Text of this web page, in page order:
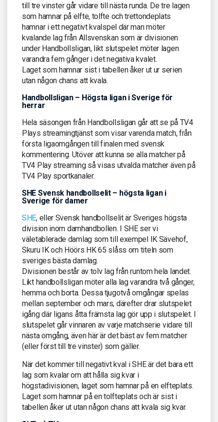
till tre vinster går vidare till nästa runda. De tre lagen
som hamnar på elfte, tolfte och trettondeplats
hamnar i ett negativt kvalspel där man möter
kvalande lag från Allsvenskan som är divisionen
under Handbollsligan, likt slutspelet möter lagen
varandra fem gånger i det negativa kvalet.
Laget som hamnar sist i tabellen åker ut ur serien
utan någon chans att kvala.
Handbollsligan – Högsta ligan i Sverige för
herrar
Hela säsongen från Handbollsligan går att se på TV4
Plays streamingtjänst som visar varenda match, från
första ligaomgången till finalen med svensk
kommentering. Utöver att kunna se alla matcher på
TV4 Play streaming så visas utvalda matcher även på
TV4 Play sportkanaler.
SHE Svensk handbollselit – högsta ligan i
Sverige för damer
SHE, eller Svensk handbollselit är Sveriges högsta
division inom damhandbollen. I SHE ser vi
väletablerade damlag som till exempel IK Sävehof,
Skuru IK och Höörs HK 65 slåss om titeln som
sveriges bästa damlag.
Divisionen består av tolv lag från runtom hela landet.
Likt handbollsligan möter alla lag varandra två gånger,
hemma och borta. Dessa tjugotvå omgångar spelas
mellan september och mars, därefter drar slutspelet
igång där ligans åtta främsta lag gör upp i slutspelet. I
slutspelet går vinnaren av varje matchserie vidare till
nästa omgång, även här är det bäst av fem matcher
(eller först till tre vinster) som gäller.
När det kommer till negativt kval i SHE är det bara ett
lag som kvalar om att hålla sig kvar i
högstadivisionen, laget som hamnar på en elfteplats.
Laget som hamnar på en tolfteplats och är sist i
tabellen åker ut utan någon chans att kvala sig kvar.